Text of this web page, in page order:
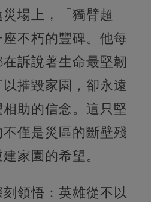
場上，「獨臂超
不朽的豐碑。他每
訴說著生命最堅韌
摧毀家園，卻永遠
助的信念。這只堅
僅是災區的斷壁殘
家園的希望。
領悟：英雄從不以